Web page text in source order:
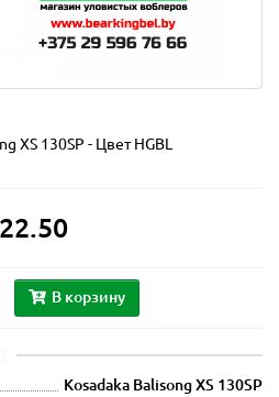
XS 130SP - Цвет HGBL
22.50
В корзину
Kosadaka Balisong XS 130SP